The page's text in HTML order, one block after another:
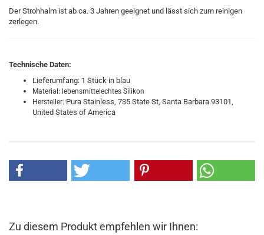
Der Strohhalm ist ab ca. 3 Jahren geeignet und lässt sich zum reinigen
zerlegen.
Technische Daten:
Lieferumfang: 1 Stück in blau
Material: lebensmittelechtes Silikon
Hersteller: Pura Stainless, 735 State St, Santa Barbara 93101,
United States of America
Zu diesem Produkt empfehlen wir Ihnen: